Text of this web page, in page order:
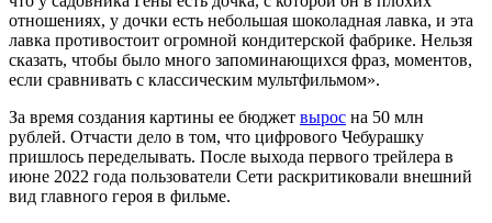
отношениях, у дочки есть небольшая шоколадная лавка, и эта
лавка противостоит огромной кондитерской фабрике. Нельзя
сказать, чтобы было много запоминающихся фраз, моментов,
если сравнивать с классическим мультфильмом».
За время создания картины ее бюджет вырос на 50 млн
рублей. Отчасти дело в том, что цифрового Чебурашку
пришлось переделывать. После выхода первого трейлера в
июне 2022 года пользователи Сети раскритиковали внешний
вид главного героя в фильме.